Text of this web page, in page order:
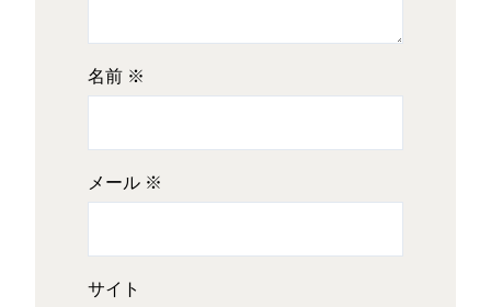
名前 ※
メール ※
サイト